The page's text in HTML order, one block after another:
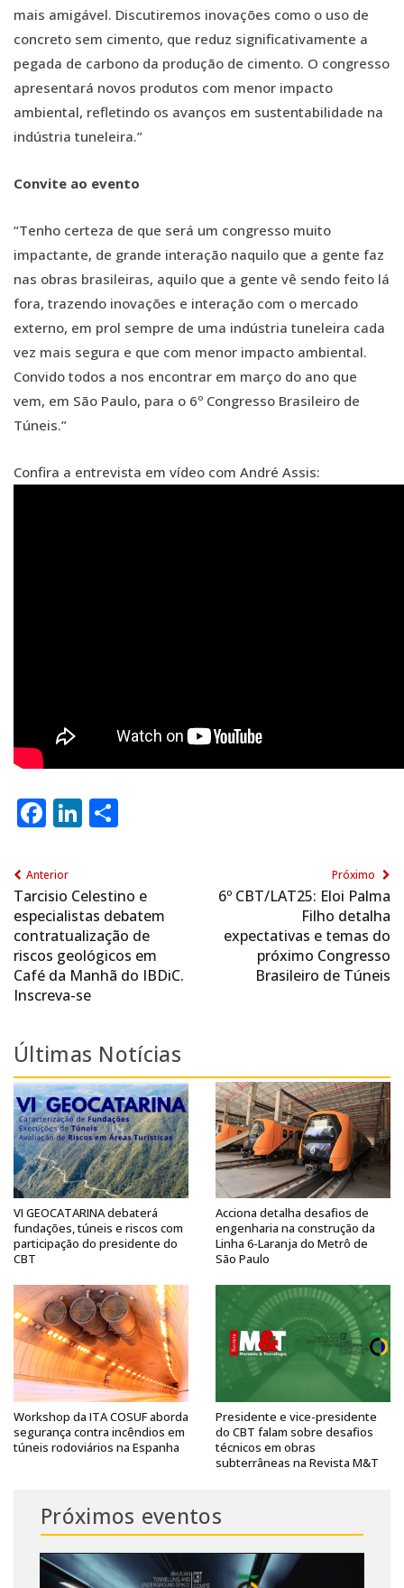
mais amigável. Discutiremos inovações como o uso de
concreto sem cimento, que reduz significativamente a
pegada de carbono da produção de cimento. O congresso
apresentará novos produtos com menor impacto
ambiental, refletindo os avanços em sustentabilidade na
indústria tuneleira.”
Convite ao evento
“Tenho certeza de que será um congresso muito
impactante, de grande interação naquilo que a gente faz
nas obras brasileiras, aquilo que a gente vê sendo feito lá
fora, trazendo inovações e interação com o mercado
externo, em prol sempre de uma indústria tuneleira cada
vez mais segura e que com menor impacto ambiental.
Convido todos a nos encontrar em março do ano que
vem, em São Paulo, para o 6º Congresso Brasileiro de
Túneis.”
Confira a entrevista em vídeo com André Assis:
Facebook
LinkedIn
Anterior
Tarcisio Celestino e
especialistas debatem
contratualização de
riscos geológicos em
Café da Manhã do IBDiC.
Inscreva-se
Próximo
6º CBT/LAT25: Eloi Palma
Filho detalha
expectativas e temas do
próximo Congresso
Brasileiro de Túneis
Últimas Notícias
VI GEOCATARINA debaterá
fundações, túneis e riscos com
participação do presidente do
CBT
Acciona detalha desafios de
engenharia na construção da
Linha 6-Laranja do Metrô de
São Paulo
Workshop da ITA COSUF aborda
segurança contra incêndios em
túneis rodoviários na Espanha
Presidente e vice-presidente
do CBT falam sobre desafios
técnicos em obras
subterrâneas na Revista M&T
Próximos eventos